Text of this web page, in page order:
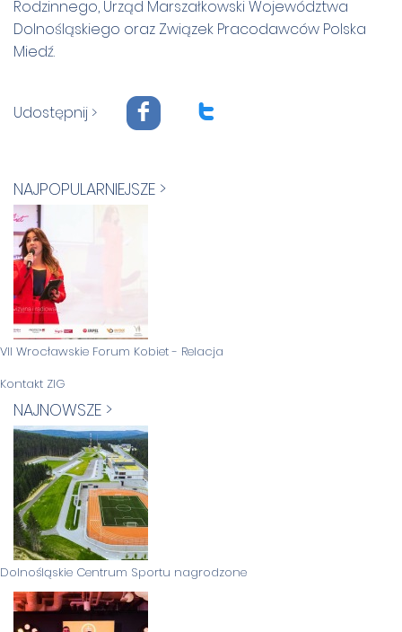
Rodzinnego, Urząd Marszałkowski Województwa
Dolnośląskiego oraz Związek Pracodawców Polska
Miedź.
Udostępnij > F T
NAJPOPULARNIEJSZE >
VII Wrocławskie Forum Kobiet - Relacja
Kontakt ZIG
NAJNOWSZE >
Dolnośląskie Centrum Sportu nagrodzone